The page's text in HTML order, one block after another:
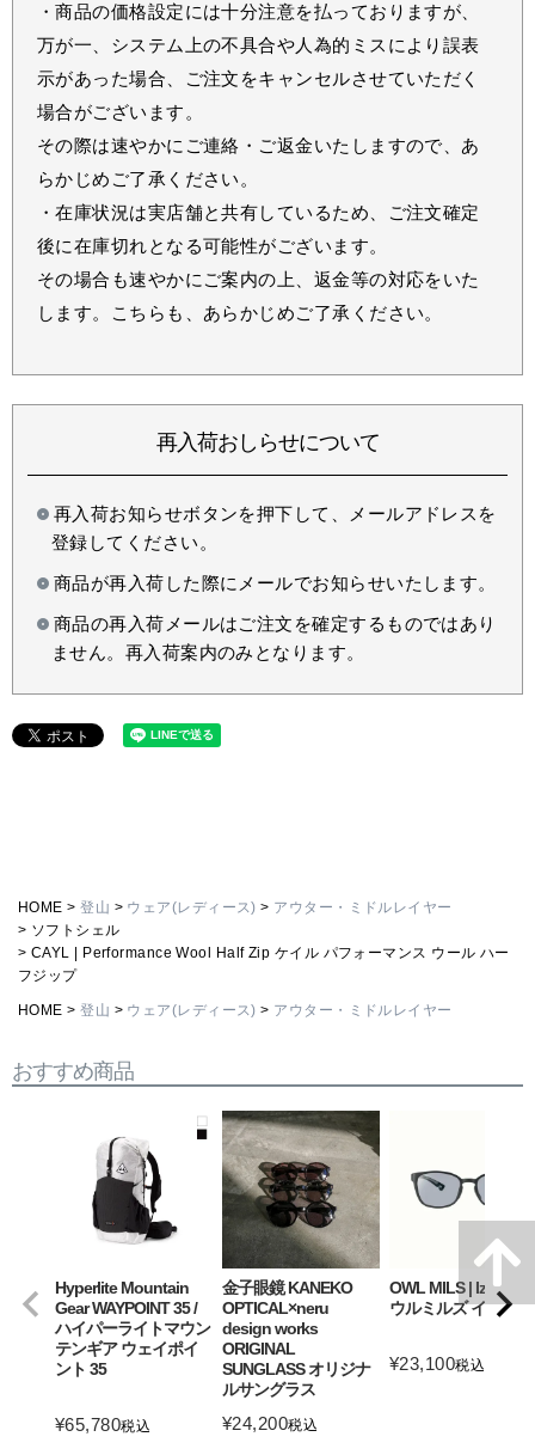
・商品の価格設定には十分注意を払っておりますが、
万が一、システム上の不具合や人為的ミスにより誤表
示があった場合、ご注文をキャンセルさせていただく
場合がございます。
その際は速やかにご連絡・ご返金いたしますので、あ
らかじめご了承ください。
・在庫状況は実店舗と共有しているため、ご注文確定
後に在庫切れとなる可能性がございます。
その場合も速やかにご案内の上、返金等の対応をいた
します。こちらも、あらかじめご了承ください。
再入荷おしらせについて
再入荷お知らせボタンを押下して、メールアドレスを
登録してください。
商品が再入荷した際にメールでお知らせいたします。
商品の再入荷メールはご注文を確定するものではあり
ません。再入荷案内のみとなります。
HOME 登山 ウェア(レディース)
アウター・ミドルレイヤー
ソフトシェル
CAYL | Performance Wool Half Zip ケイル パフォーマンス ウール ハー
フジップ
HOME 登山 ウェア(レディース) アウター・ミドルレイヤー
おすすめ商品
Hyperlite Mountain
Gear WAYPOINT 35 /
ハイパーライトマウン
テンギア ウェイポイ
ント 35
¥65,780税込
金子眼鏡 KANEKO
OPTICAL×neru
design works
ORIGINAL
SUNGLASS オリジナ
ルサングラス
¥24,200税込
OWL MILS | Izanagi
ウルミルズ イザナギ
¥23,100税込